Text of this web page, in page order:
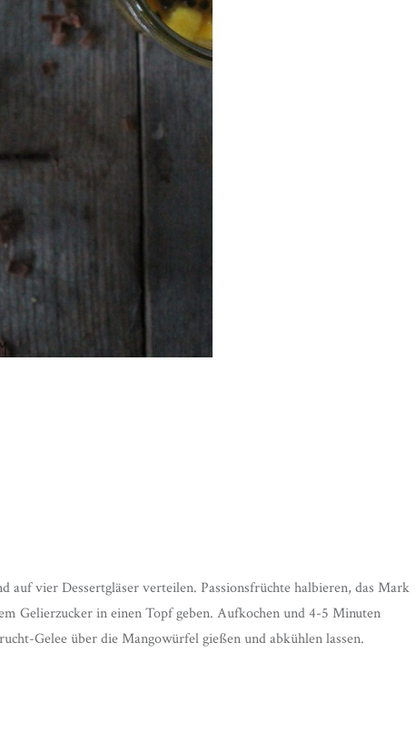
auf vier Dessertgläser verteilen. Passionsfrüchte halbieren, das Mark
Gelierzucker in einen Topf geben. Aufkochen und 4-5 Minuten
Gelee über die Mangowürfel gießen und abkühlen lassen.